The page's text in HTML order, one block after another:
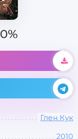
0%
Глен Кук
2010